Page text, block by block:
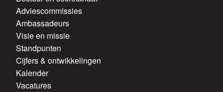
Adviescommissies
Ambassadeurs
Visie en missie
Standpunten
Cijfers & ontwikkelingen
Kalender
Vacatures